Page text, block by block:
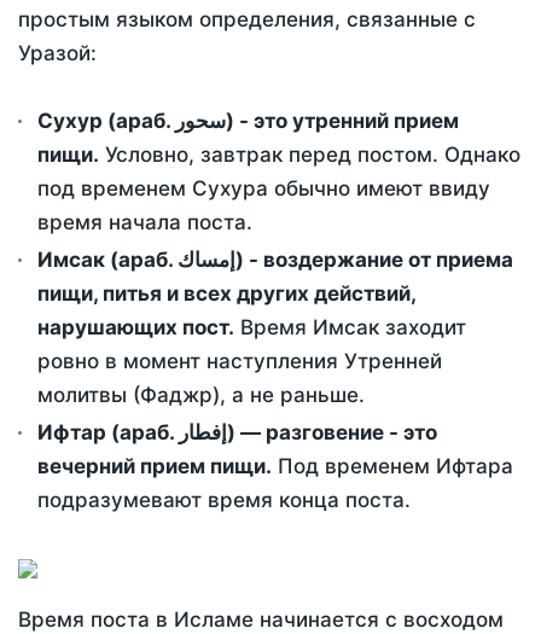
простым языком определения, связанные с
Уразой:
Сухур (араб. سحور) - это утренний прием
пищи. Условно, завтрак перед постом. Однако
под временем Сухура обычно имеют ввиду
время начала поста.
Имсак (араб. إمساك) - воздержание от приема
пищи, питья и всех других действий,
нарушающих пост. Время Имсак заходит
ровно в момент наступления Утренней
молитвы (Фаджр), а не раньше.
Ифтар (араб. إفطار) — разговение - это
вечерний прием пищи. Под временем Ифтара
подразумевают время конца поста.
Время поста в Исламе начинается с восходом